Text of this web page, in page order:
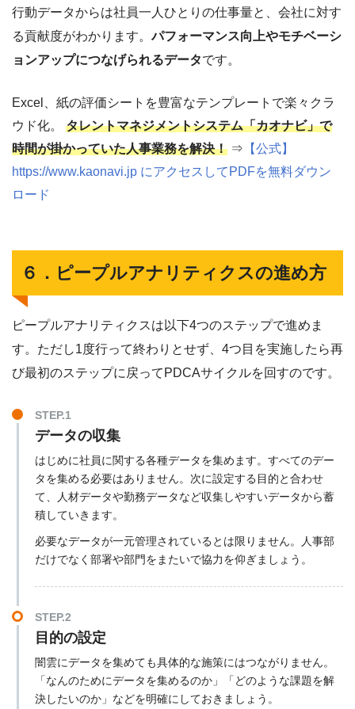
行動データからは社員一人ひとりの仕事量と、会社に対す
る貢献度がわかります。パフォーマンス向上やモチベーシ
ョンアップにつなげられるデータです。
Excel、紙の評価シートを豊富なテンプレートで楽々クラ
ウド化。 タレントマネジメントシステム「カオナビ」で
時間が掛かっていた人事業務を解決！ ⇒ 【公式】
https://www.kaonavi.jp にアクセスしてPDFを無料ダウン
ロード
６．ピープルアナリティクスの進め方
ピープルアナリティクスは以下4つのステップで進めま
す。ただし1度行って終わりとせず、4つ目を実施したら再
び最初のステップに戻ってPDCAサイクルを回すのです。
STEP.1
データの収集
はじめに社員に関する各種データを集めます。すべてのデー
タを集める必要はありません。次に設定する目的と合わせ
て、人材データや勤務データなど収集しやすいデータから蓄
積していきます。
必要なデータが一元管理されているとは限りません。人事部
だけでなく部署や部門をまたいで協力を仰ぎましょう。
STEP.2
目的の設定
闇雲にデータを集めても具体的な施策にはつながりません。
「なんのためにデータを集めるのか」「どのような課題を解
決したいのか」などを明確にしておきましょう。